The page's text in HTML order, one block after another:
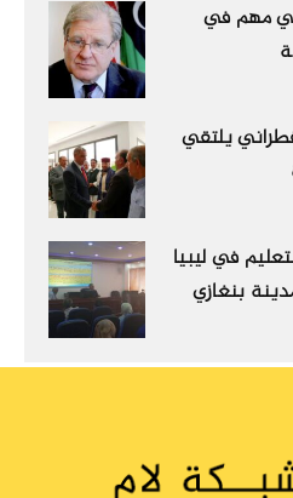
مهم في
يلتقي
في ليبيا
بنغازي